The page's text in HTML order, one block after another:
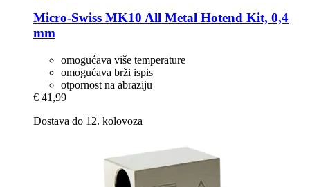
Micro-Swiss MK10 All Metal Hotend Kit, 0,4
mm
omogućava više temperature
omogućava brži ispis
otpornost na abraziju
€ 41,99
Dostava do 12. kolovoza